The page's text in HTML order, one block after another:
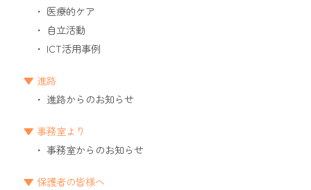
医療的ケア
自立活動
ICT活用事例
進路
進路からのお知らせ
事務室より
事務室からのお知らせ
保護者の皆様へ